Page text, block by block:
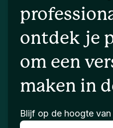
ontdek je
om een
maken in
Blijf op de hoogte